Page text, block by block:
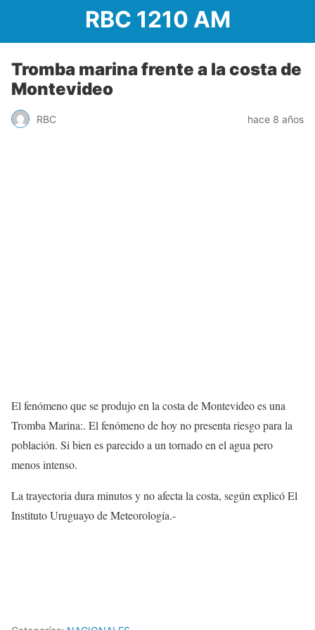
RBC 1210 AM
Tromba marina frente a la costa de
Montevideo
RBC hace 8 años
El fenómeno que se produjo en la costa de Montevideo es una
Tromba Marina:. El fenómeno de hoy no presenta riesgo para la
población. Si bien es parecido a un tornado en el agua pero
menos intenso.
La trayectoria dura minutos y no afecta la costa, según explicó El
Instituto Uruguayo de Meteorología.-